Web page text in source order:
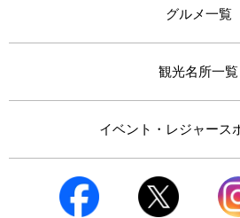
グルメ一覧
観光名所一覧
イベント・レジャース